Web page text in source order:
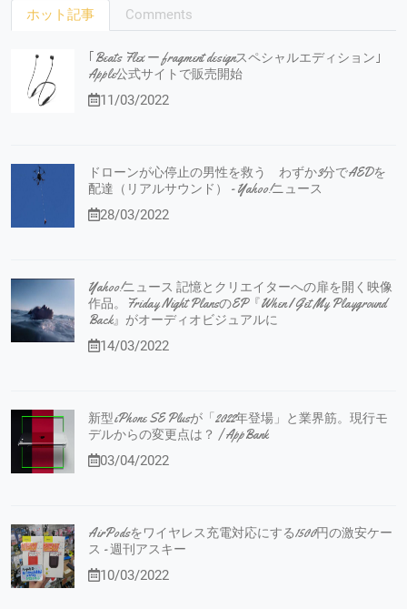
ホット記事 Comments
｢Beats Flex ー fragment designスペシャルエディション｣
Apple公式サイトで販売開始
11/03/2022
ドローンが心停止の男性を救う わずか3分でAEDを
配達（リアルサウンド） - Yahoo!ニュース
28/03/2022
Yahoo!ニュース 記憶とクリエイターへの扉を開く映像
作品。Friday Night PlansのEP『When I Get My Playground
Back』がオーディオビジュアルに
14/03/2022
新型iPhone SE Plusが「2022年登場」と業界筋。現行モ
デルからの変更点は？ | AppBank
03/04/2022
AirPodsをワイヤレス充電対応にする1500円の激安ケー
ス - 週刊アスキー
10/03/2022